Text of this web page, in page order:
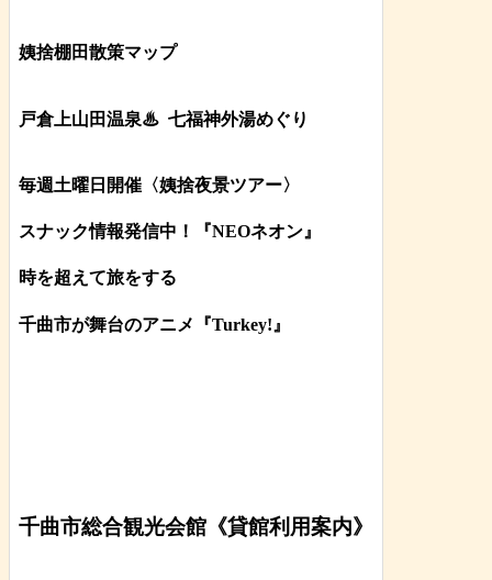
姨捨棚田散策マップ
戸倉上山田温泉♨ 七福神外湯めぐり
毎週土曜日開催〈姨捨夜景ツアー〉
スナック情報発信中！『NEOネオン』
時を超えて旅をする
千曲市が舞台のアニメ『Turkey!』
千曲市総合観光会館《貸館利用案内》